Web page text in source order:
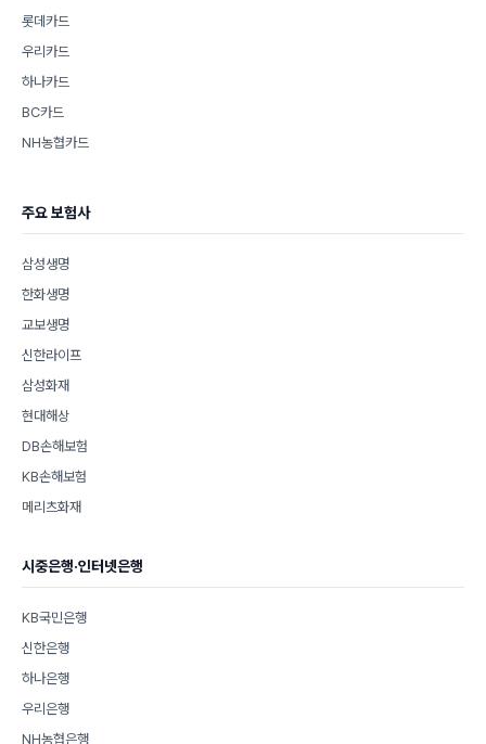
롯데카드
우리카드
하나카드
BC카드
NH농협카드
주요 보험사
삼성생명
한화생명
교보생명
신한라이프
삼성화재
현대해상
DB손해보험
KB손해보험
메리츠화재
시중은행·인터넷은행
KB국민은행
신한은행
하나은행
우리은행
NH농협은행